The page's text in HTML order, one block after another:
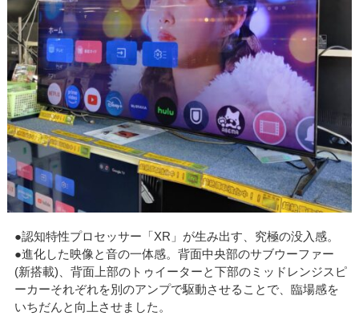
●認知特性プロセッサー「XR」が生み出す、究極の没入感。
●進化した映像と音の一体感。背面中央部のサブウーファー
(新搭載)、背面上部のトゥイーターと下部のミッドレンジスピ
ーカーそれぞれを別のアンプで駆動させることで、臨場感を
いちだんと向上させました。